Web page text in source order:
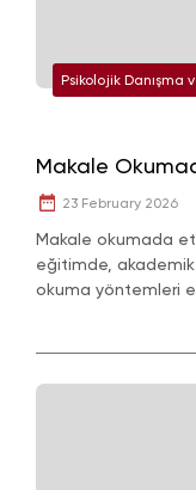
Psikolojik Danışma
Makale
23 February 2026
Makale okumada
eğitimde,
okuma yöntemleri